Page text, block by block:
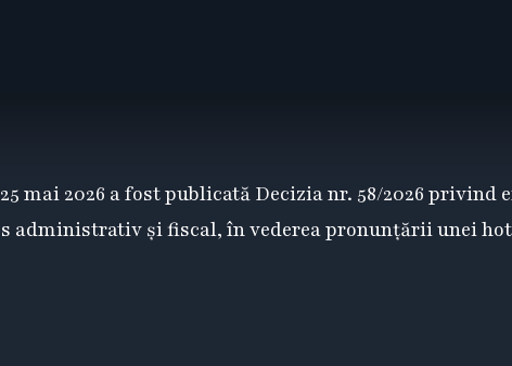
mai 2026 a fost publicată Decizia nr. 58/2026
administrativ și fiscal, în vederea pronunțării unei